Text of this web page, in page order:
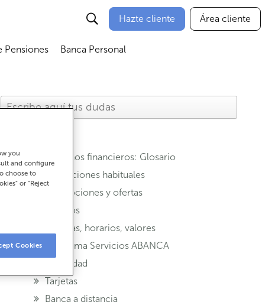
Hazte cliente Área cliente
Pensiones
Abrir submenú
Banca Personal
Términos financieros: Glosario
Operaciones habituales
Promociones y ofertas
Seguros
Oficinas, horarios, valores
Programa Servicios ABANCA
Seguridad
Tarjetas
Banca a distancia
you
and configure
choose to
or "Reject
Cookies